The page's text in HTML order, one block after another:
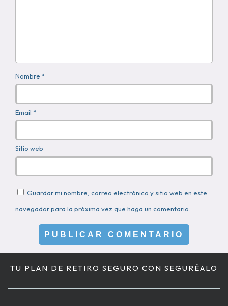
Nombre *
Email *
Sitio web
Guardar mi nombre, correo electrónico y sitio web en este
navegador para la próxima vez que haga un comentario.
TU PLAN DE RETIRO SEGURO CON SEGURÉALO